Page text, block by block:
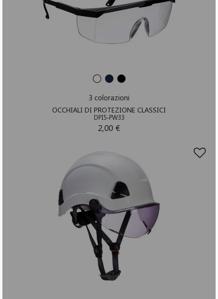
3 colorazioni
OCCHIALI DI PROTEZIONE CLASSICI
DPI5-PW33
2,00 €